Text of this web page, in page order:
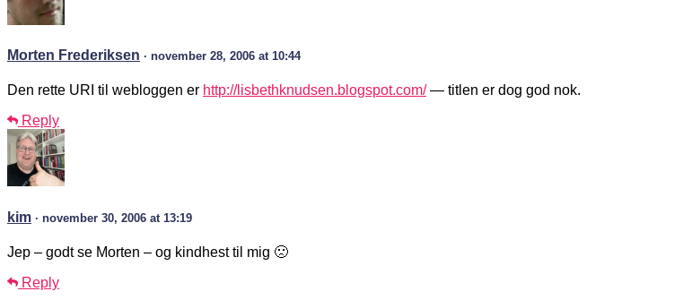
Morten Frederiksen · november 28, 2006 at 10:44
Den rette URI til webloggen er http://lisbethknudsen.blogspot.com/ — titlen er dog god nok.
Reply
kim · november 30, 2006 at 13:19
Jep – godt se Morten – og kindhest til mig 🙁
Reply